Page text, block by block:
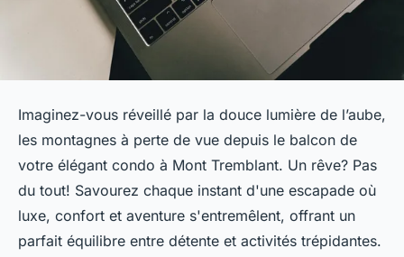
Imaginez-vous réveillé par la douce lumière de l’aube,
les montagnes à perte de vue depuis le balcon de
votre élégant condo à Mont Tremblant. Un rêve? Pas
du tout! Savourez chaque instant d'une escapade où
luxe, confort et aventure s'entremêlent, offrant un
parfait équilibre entre détente et activités trépidantes.